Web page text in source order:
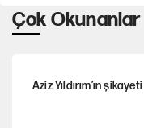
Çok Okunanlar
Aziz Yıldırım’ın